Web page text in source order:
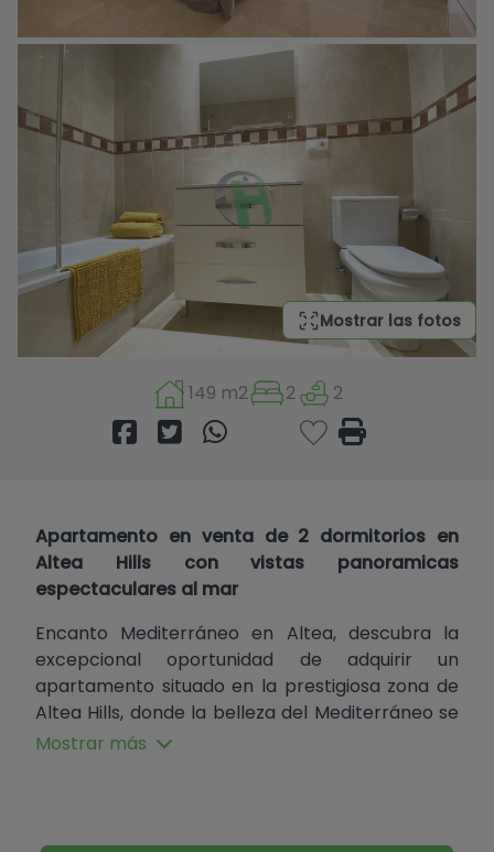
Mostrar las fotos
149 m2 2 2
Apartamento en venta de 2 dormitorios en
Altea Hills con vistas panoramicas
espectaculares al mar
Encanto Mediterráneo en Altea, descubra la
excepcional oportunidad de adquirir un
apartamento situado en la prestigiosa zona de
Altea Hills, donde la belleza del Mediterráneo se
une a la comodidad y la elegancia de un hogar
un espacio vital que invita a disfrutar de la
Mostrar más